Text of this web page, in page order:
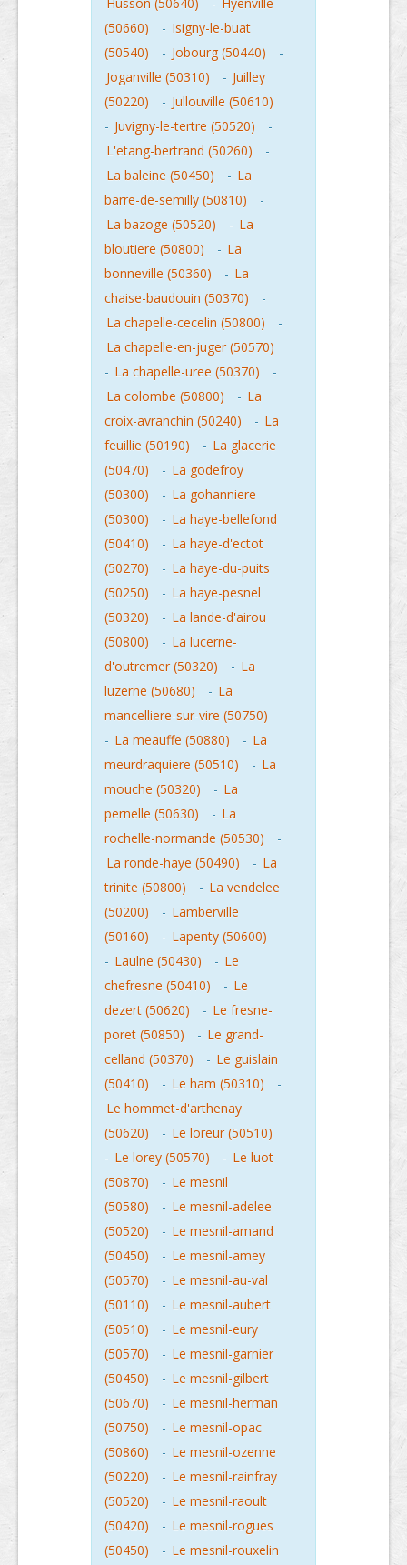
(50660)
- Isigny-le-buat
(50540)
- Jobourg (50440)
-
Joganville (50310)
- Juilley
(50220)
- Jullouville (50610)
- Juvigny-le-tertre (50520)
-
L'etang-bertrand (50260)
-
La baleine (50450)
- La
barre-de-semilly (50810)
-
La bazoge (50520)
- La
bloutiere (50800)
- La
bonneville (50360)
- La
chaise-baudouin (50370)
-
La chapelle-cecelin (50800)
-
La chapelle-en-juger (50570)
- La chapelle-uree (50370)
-
La colombe (50800)
- La
croix-avranchin (50240)
- La
feuillie (50190)
- La glacerie
(50470)
- La godefroy
(50300)
- La gohanniere
(50300)
- La haye-bellefond
(50410)
- La haye-d'ectot
(50270)
- La haye-du-puits
(50250)
- La haye-pesnel
(50320)
- La lande-d'airou
(50800)
- La lucerne-
d'outremer (50320)
- La
luzerne (50680)
- La
mancelliere-sur-vire (50750)
- La meauffe (50880) - La
meurdraquiere (50510)
- La
mouche (50320)
- La
pernelle (50630)
- La
rochelle-normande (50530)
-
La ronde-haye (50490)
- La
trinite (50800)
- La vendelee
(50200)
- Lamberville
(50160)
- Lapenty (50600)
- Laulne (50430) - Le
chefresne (50410)
- Le
dezert (50620)
- Le fresne-
poret (50850)
- Le grand-
celland (50370)
- Le guislain
(50410)
- Le ham (50310)
-
Le hommet-d'arthenay
(50620)
- Le loreur (50510)
- Le lorey (50570) - Le luot
(50870)
- Le mesnil
(50580)
- Le mesnil-adelee
(50520)
- Le mesnil-amand
(50450)
- Le mesnil-amey
(50570)
- Le mesnil-au-val
(50110)
- Le mesnil-aubert
(50510)
- Le mesnil-eury
(50570)
- Le mesnil-garnier
(50450)
- Le mesnil-gilbert
(50670)
- Le mesnil-herman
(50750)
- Le mesnil-opac
(50860)
- Le mesnil-ozenne
(50220)
- Le mesnil-rainfray
(50520)
- Le mesnil-raoult
(50420)
- Le mesnil-rogues
(50450)
- Le mesnil-rouxelin